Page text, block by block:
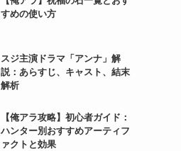
すめの使い方
スジ主演ドラマ「アンナ」解
説：あらすじ、キャスト、結末
解析
【俺アラ攻略】初心者ガイド：
ハンター別おすすめアーティフ
ァクトと効果